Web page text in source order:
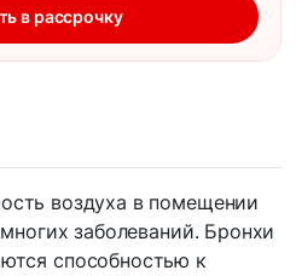
в рассрочку
воздуха в помещении
заболеваний. Бронхи
способностью к